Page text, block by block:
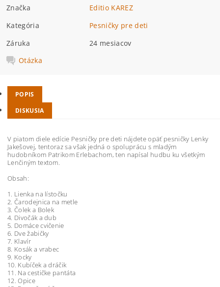
Značka
Editio KAREZ
Kategória
Pesničky pre deti
Záruka
24 mesiacov
Otázka
POPIS
DISKUSIA
V piatom diele edície Pesničky pre deti nájdete opäť pesničky Lenky
Jakešovej, tentoraz sa však jedná o spoluprácu s mladým
hudobníkom Patrikom Erlebachom, ten napísal hudbu ku všetkým
Lenčiným textom.
Obsah:
1. Lienka na lístočku
2. Čarodejnica na metle
3. Čolek a Bolek
4. Divočák a dub
5. Domáce cvičenie
6. Dve žabičky
7. Klavír
8. Kosák a vrabec
9. Kocky
10. Kubíček a dráčik
11. Na cestičke pantáta
12. Opice